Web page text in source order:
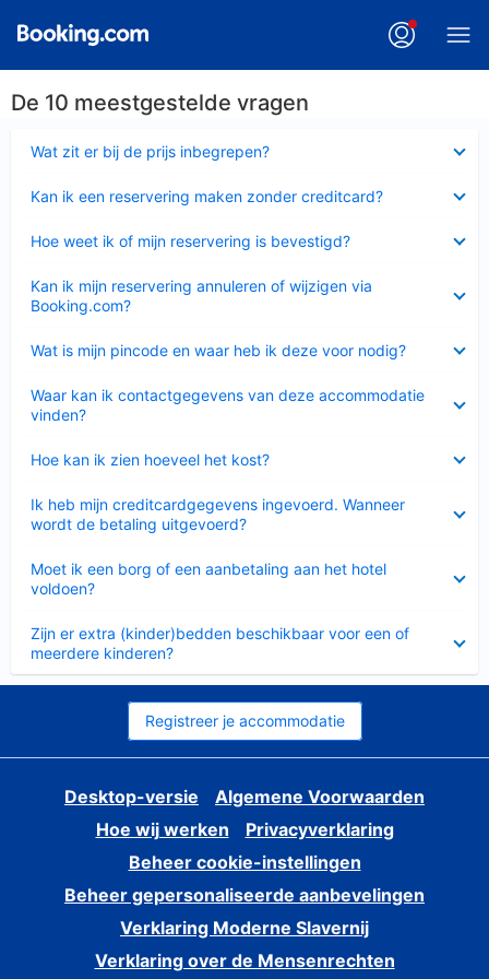
De 10 meestgestelde vragen
Wat zit er bij de prijs inbegrepen?
Kan ik een reservering maken zonder creditcard?
Hoe weet ik of mijn reservering is bevestigd?
Kan ik mijn reservering annuleren of wijzigen via
Booking.com?
Wat is mijn pincode en waar heb ik deze voor nodig?
Waar kan ik contactgegevens van deze accommodatie
vinden?
Hoe kan ik zien hoeveel het kost?
Ik heb mijn creditcardgegevens ingevoerd. Wanneer
wordt de betaling uitgevoerd?
Moet ik een borg of een aanbetaling aan het hotel
voldoen?
Zijn er extra (kinder)bedden beschikbaar voor een of
meerdere kinderen?
Registreer je accommodatie
Desktop-versie
Algemene Voorwaarden
Hoe wij werken
Privacyverklaring
Beheer cookie-instellingen
Beheer gepersonaliseerde aanbevelingen
Verklaring Moderne Slavernij
Verklaring over de Mensenrechten